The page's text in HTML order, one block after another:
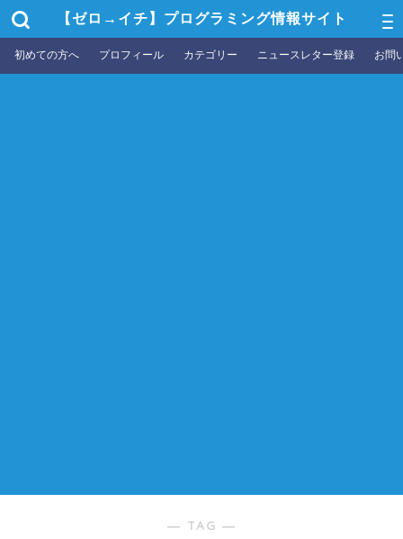
【ゼロ→イチ】プログラミング情報サイト
初めての方へ プロフィール カテゴリー ニュースレター登録 お問
― TAG ―